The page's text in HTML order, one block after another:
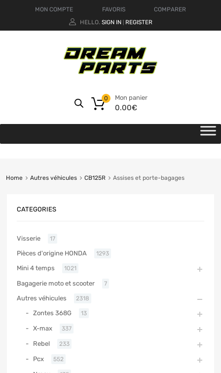
MON COMPTE FAVORIS
COMPARER
HELLO. SIGN IN REGISTER
Mon panier
0.00€
0
Home Autres véhicules CB125R Assises et porte-bagages
CATEGORIES
Visserie 17
Pièces d'origine HONDA 1293
Mini 4 temps 1021
Bagagerie moto et scooter 7
Autres véhicules 2318
Zontes 368G 13
X-max 337
Rebel 233
Pcx 552